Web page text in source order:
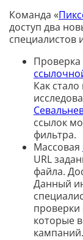
Команда «
доступ два
специалистов
Как стало
ссылок
фильтра.
Массовая
URL
файла.
Данный
проверки
которые
кампаний.